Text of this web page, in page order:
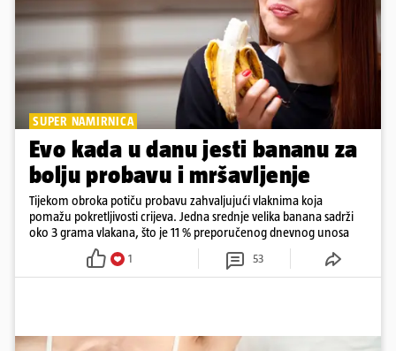
SUPER NAMIRNICA
Evo kada u danu jesti bananu za
bolju probavu i mršavljenje
Tijekom obroka potiču probavu zahvaljujući vlaknima koja
pomažu pokretljivosti crijeva. Jedna srednje velika banana sadrži
oko 3 grama vlakana, što je 11 % preporučenog dnevnog unosa
1 53